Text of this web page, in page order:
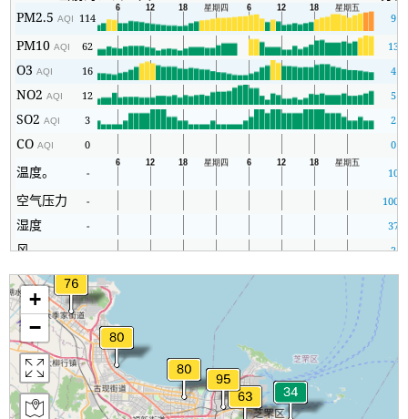
PM2.5AQI 114 9
PM10AQI 62 13
O3AQI 16 4
NO2AQI 12 5
SO2AQI 3 2
COAQI 0 0
温度。 - 10
空气压力 - 1007
湿度 - 37
风 - 2
+
−